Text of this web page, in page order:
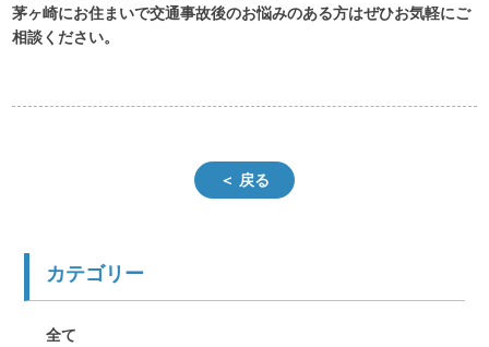
茅ヶ崎にお住まいで交通事故後のお悩みのある方はぜひお気軽にご
相談ください。
＜ 戻る
カテゴリー
全て